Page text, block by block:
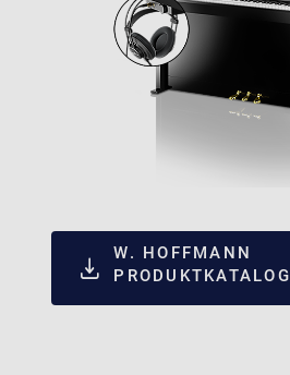
W. HOFFMANN
PRODUKTKATALOG